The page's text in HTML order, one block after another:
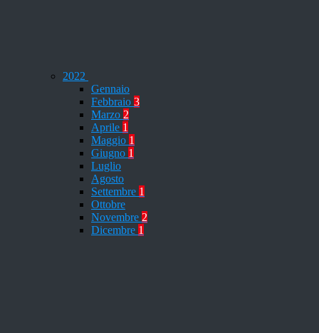
2022
Gennaio
Febbraio 3
Marzo 2
Aprile 1
Maggio 1
Giugno 1
Luglio
Agosto
Settembre 1
Ottobre
Novembre 2
Dicembre 1